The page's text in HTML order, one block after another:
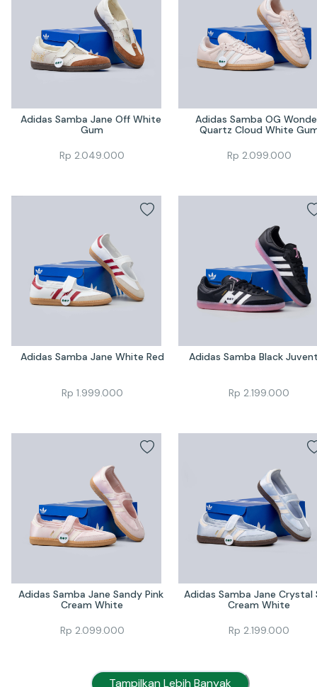
Adidas Samba Jane Off White
Gum
Rp 2.049.000
Adidas Samba OG
Quartz Cloud White
Rp 2.099.000
Adidas Samba Jane White Red
Rp 1.999.000
Adidas Samba Black
Rp 2.199.000
Adidas Samba Jane Sandy Pink
Cream White
Rp 2.099.000
Adidas Samba Jane Crystal
Cream White
Rp 2.199.000
Tampilkan Lebih Banyak